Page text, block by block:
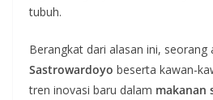
tubuh.
Berangkat dari alasan ini, seorang
Sastrowardoyo beserta kawan-
tren inovasi baru dalam makanan